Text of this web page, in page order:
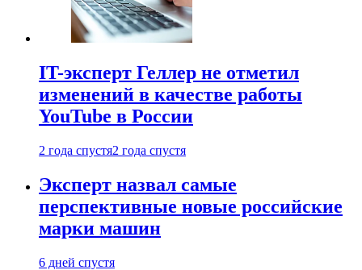
IT-эксперт Геллер не отметил
изменений в качестве работы
YouTube в России
2 года спустя2 года спустя
Эксперт назвал самые
перспективные новые российские
марки машин
6 дней спустя